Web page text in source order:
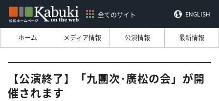
全てのサイト ENGLISH
ホーム メディア情報 公演情報 最新情報
【公演終了】「九團次･廣松の会」が開
催されます